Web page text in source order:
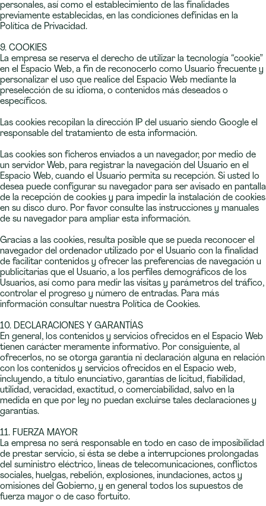
personales, así como el establecimiento de las finalidades
previamente establecidas, en las condiciones definidas en la
Política de Privacidad.
9. COOKIES
La empresa se reserva el derecho de utilizar la tecnología “cookie”
en el Espacio Web, a fin de reconocerlo como Usuario frecuente y
personalizar el uso que realice del Espacio Web mediante la
preselección de su idioma, o contenidos más deseados o
específicos.
Las cookies recopilan la dirección IP del usuario siendo Google el
responsable del tratamiento de esta información.
Las cookies son ficheros enviados a un navegador, por medio de
un servidor Web, para registrar la navegación del Usuario en el
Espacio Web, cuando el Usuario permita su recepción. Si usted lo
desea puede configurar su navegador para ser avisado en pantalla
de la recepción de cookies y para impedir la instalación de cookies
en su disco duro. Por favor consulte las instrucciones y manuales
de su navegador para ampliar esta información.
Gracias a las cookies, resulta posible que se pueda reconocer el
navegador del ordenador utilizado por el Usuario con la finalidad
de facilitar contenidos y ofrecer las preferencias de navegación u
publicitarias que el Usuario, a los perfiles demográficos de los
Usuarios, así como para medir las visitas y parámetros del tráfico,
controlar el progreso y número de entradas. Para más
información consultar nuestra Política de Cookies.
10. DECLARACIONES Y GARANTÍAS
En general, los contenidos y servicios ofrecidos en el Espacio Web
tienen carácter meramente informativo. Por consiguiente, al
ofrecerlos, no se otorga garantía ni declaración alguna en relación
con los contenidos y servicios ofrecidos en el Espacio web,
incluyendo, a título enunciativo, garantías de licitud, fiabilidad,
utilidad, veracidad, exactitud, o comerciabilidad, salvo en la
medida en que por ley no puedan excluirse tales declaraciones y
garantías.
11. FUERZA MAYOR
La empresa no será responsable en todo en caso de imposibilidad
de prestar servicio, si ésta se debe a interrupciones prolongadas
del suministro eléctrico, líneas de telecomunicaciones, conflictos
sociales, huelgas, rebelión, explosiones, inundaciones, actos y
omisiones del Gobierno, y en general todos los supuestos de
fuerza mayor o de caso fortuito.